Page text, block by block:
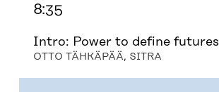
8:35
Intro: Power to define futures
OTTO TÄHKÄPÄÄ, SITRA